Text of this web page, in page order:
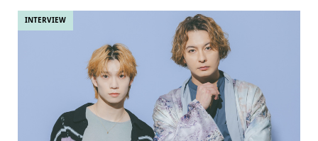
INTERVIEW